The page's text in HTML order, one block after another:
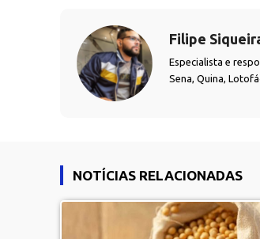
Filipe
Especialista e
Sena, Quina,
NOTÍCIAS RELACIONADAS